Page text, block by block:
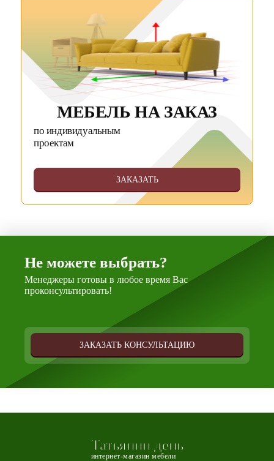
МЕБЕЛЬ НА ЗАКАЗ
по индивидуальным
проектам
ЗАКАЗАТЬ
Не можете выбрать?
Менеджеры готовы в любое время Вас
проконсультировать!
ЗАКАЗАТЬ КОНСУЛЬТАЦИЮ
Татьянин день
интернет-магазин мебели